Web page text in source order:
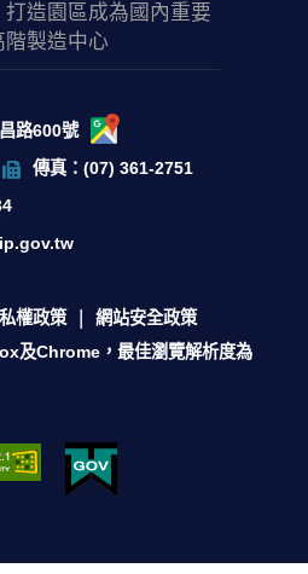
造園區成為國內重要
階製造中心
路600號
傳真：(07) 361-2751
權政策
網站安全政策
及Chrome，最佳瀏覽解析度為